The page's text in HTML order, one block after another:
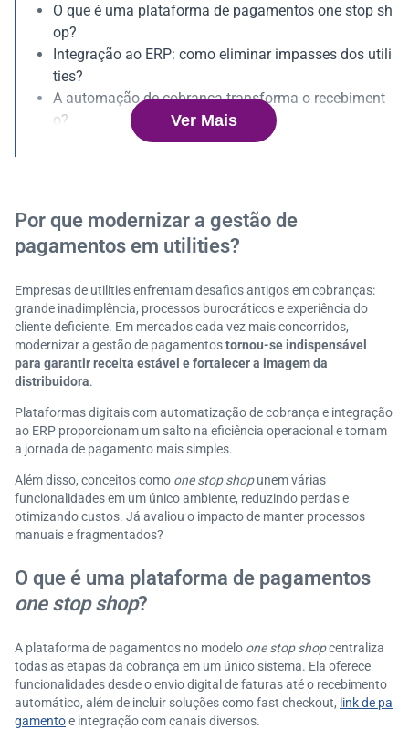
O que é uma plataforma de pagamentos one stop sh
op?
Integração ao ERP: como eliminar impasses dos utili
ties?
A automação de cobrança transforma o recebiment
o?
Quais são as vantagens do pagamento digital?
Minhas Contas: a nossa plataforma de pagamentos
integrada!
Ver Mais
Por que modernizar a gestão de
pagamentos em utilities?
Empresas de utilities enfrentam desafios antigos em cobranças:
grande inadimplência, processos burocráticos e experiência do
cliente deficiente. Em mercados cada vez mais concorridos,
modernizar a gestão de pagamentostornou-se indispensável
para garantir receita estável e fortalecer a imagem da
distribuidora.
Plataformas digitais com automatização de cobrança e integração
ao ERP proporcionam um salto na eficiência operacional e tornam
a jornada de pagamento mais simples.
Além disso, conceitos como one stop shopunem várias
funcionalidades em um único ambiente, reduzindo perdas e
otimizando custos. Já avaliou o impacto de manter processos
manuais e fragmentados?
O que é uma plataforma de pagamentos
one stop shop?
A plataforma de pagamentos no modelo one stop shopcentraliza
todas as etapas da cobrança em um único sistema. Ela oferece
funcionalidades desde o envio digital de faturas até o recebimento
automático, além de incluir soluções como fast checkout, link de pa
gamentoe integração com canais diversos.